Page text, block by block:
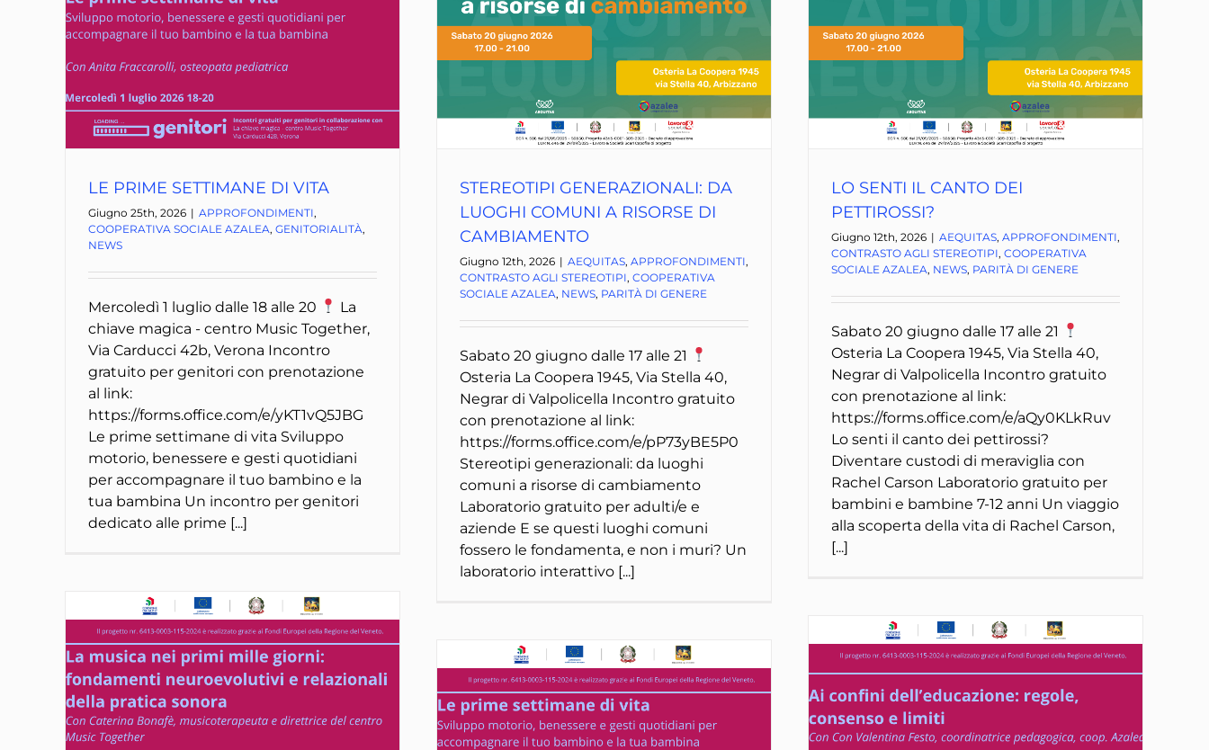
LE PRIME SETTIMANE DI VITA
Giugno 25th, 2026 | APPROFONDIMENTI,
COOPERATIVA SOCIALE AZALEA, GENITORIALITÀ,
NEWS
Mercoledì 1 luglio dalle 18 alle 20
La
chiave magica - centro Music Together,
Via Carducci 42b, Verona Incontro
gratuito per genitori con prenotazione
al link:
https://forms.office.com/e/yKT1vQ5JBG
Le prime settimane di vita Sviluppo
motorio, benessere e gesti quotidiani
per accompagnare il tuo bambino e la
tua bambina Un incontro per genitori
dedicato alle prime [...]
STEREOTIPI GENERAZIONALI: DA
LUOGHI COMUNI A RISORSE DI
CAMBIAMENTO
Giugno 12th, 2026 | AEQUITAS, APPROFONDIMENTI,
CONTRASTO AGLI STEREOTIPI, COOPERATIVA
SOCIALE AZALEA, NEWS, PARITÀ DI GENERE
Sabato 20 giugno dalle 17 alle 21
Osteria La Coopera 1945, Via Stella 40,
Negrar di Valpolicella Incontro gratuito
con prenotazione al link:
https://forms.office.com/e/pP73yBE5P0
Stereotipi generazionali: da luoghi
comuni a risorse di cambiamento
Laboratorio gratuito per adulti/e e
aziende E se questi luoghi comuni
fossero le fondamenta, e non i muri? Un
laboratorio interattivo [...]
LO SENTI IL CANTO DEI
PETTIROSSI?
Giugno 12th, 2026 | AEQUITAS, APPROFONDIMENTI,
CONTRASTO AGLI STEREOTIPI, COOPERATIVA
SOCIALE AZALEA, NEWS, PARITÀ DI GENERE
Sabato 20 giugno dalle 17 alle 21
Osteria La Coopera 1945, Via Stella 40,
Negrar di Valpolicella Incontro gratuito
con prenotazione al link:
https://forms.office.com/e/aQy0KLkRuv
Lo senti il canto dei pettirossi?
Diventare custodi di meraviglia con
Rachel Carson Laboratorio gratuito per
bambini e bambine 7-12 anni Un viaggio
alla scoperta della vita di Rachel Carson,
[...]